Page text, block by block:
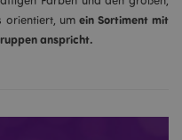
orientiert, um ein Sortiment mit
anspricht.